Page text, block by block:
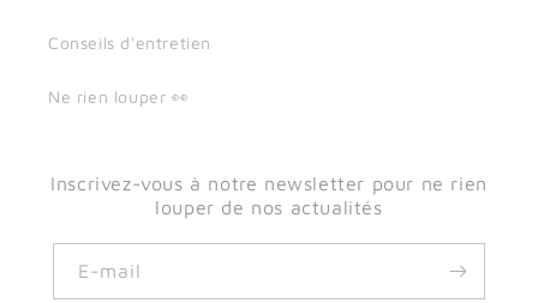
Conseils d'entretien
Ne rien louper 👀
Inscrivez-vous à notre newsletter pour ne rien
louper de nos actualités
E-mail